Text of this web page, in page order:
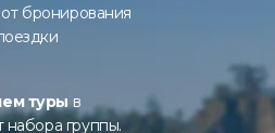
от бронирования
туры в
набора группы.